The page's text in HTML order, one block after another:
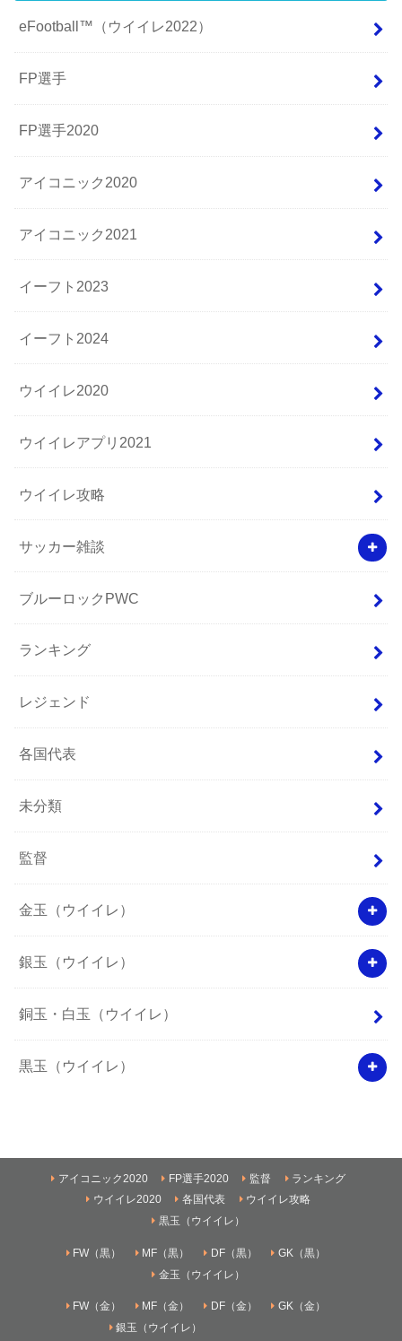
eFootball™（ウイイレ2022）
FP選手
FP選手2020
アイコニック2020
アイコニック2021
イーフト2023
イーフト2024
ウイイレ2020
ウイイレアプリ2021
ウイイレ攻略
サッカー雑談
ブルーロックPWC
ランキング
レジェンド
各国代表
未分類
監督
金玉（ウイイレ）
銀玉（ウイイレ）
銅玉・白玉（ウイイレ）
黒玉（ウイイレ）
アイコニック2020 FP選手2020 監督
ランキング
ウイイレ2020
各国代表
ウイイレ攻略
黒玉（ウイイレ）
FW（黒） MF（黒） DF（黒）
GK（黒）
金玉（ウイイレ）
FW（金） MF（金） DF（金）
GK（金）
銀玉（ウイイレ）